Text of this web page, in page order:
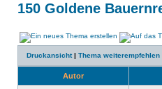
150 Goldene
Druckansicht| Thema weiterempfehlen
Autor